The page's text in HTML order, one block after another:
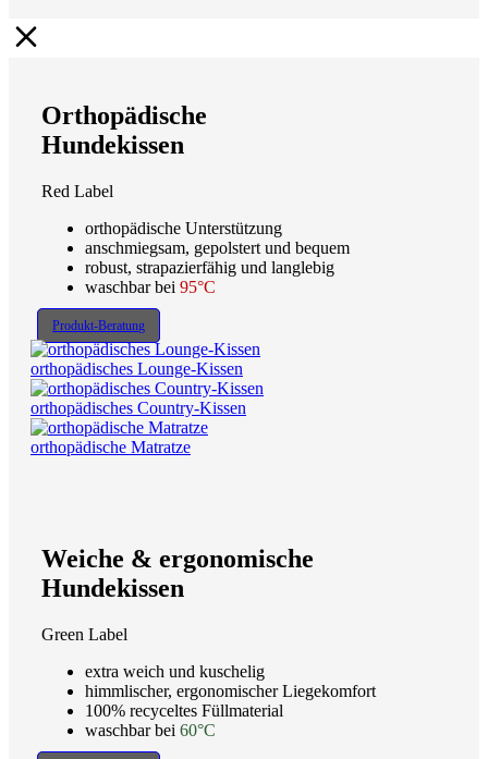
Orthopädische
Hundekissen
Red Label
orthopädische Unterstützung
anschmiegsam, gepolstert und bequem
robust, strapazierfähig und langlebig
waschbar bei 95°C
Produkt-Beratung
orthopädisches Lounge-Kissen
orthopädisches Country-Kissen
orthopädische Matratze
Weiche & ergonomische
Hundekissen
Green Label
extra weich und kuschelig
himmlischer, ergonomischer Liegekomfort
100% recyceltes Füllmaterial
waschbar bei 60°C